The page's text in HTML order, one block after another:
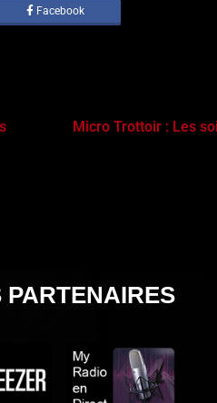
Facebook
Micro Trottoir : Les
PARTENAIRES